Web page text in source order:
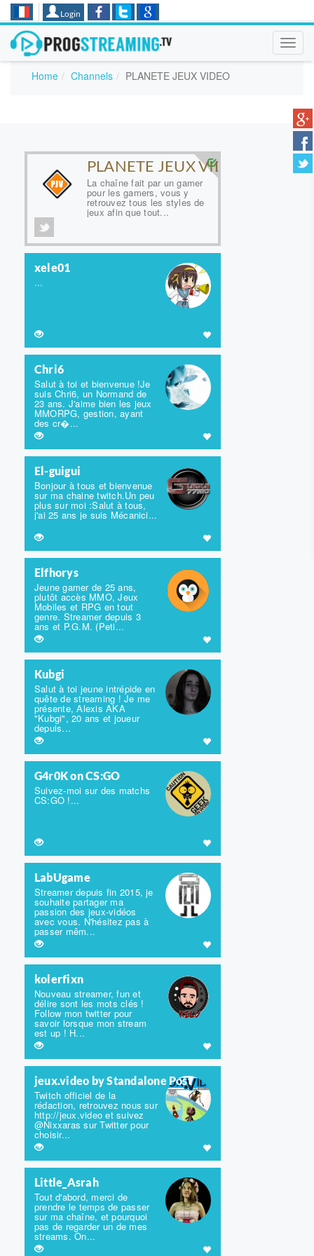
Login
Home Channels PLANETE JEUX VIDEO
PLANETE JEUX VIDEO
La chaîne fait par un gamer
pour les gamers, vous y
retrouvez tous les styles de
jeux afin que tout...
xele01
...
Chri6
Salut à toi et bienvenue !Je
suis Chri6, un Normand de
23 ans. J'aime bien les jeux
MMORPG, gestion, ayant
des cr�...
El-guigui
Bonjour à tous et bienvenue
sur ma chaine twitch.Un peu
plus sur moi :Salut à tous,
j'ai 25 ans je suis Mécanici...
Elfhorys
Jeune gamer de 25 ans,
plutôt accès MMO, Jeux
Mobiles et RPG en tout
genre. Streamer depuis 3
ans et P.G.M. (Peti...
Kubgi
Salut à toi jeune intrépide en
quête de streaming ! Je me
présente, Alexis AKA
"Kubgi", 20 ans et joueur
depuis...
G4r0K on CS:GO
Suivez-moi sur des matchs
CS:GO !...
LabUgame
Streamer depuis fin 2015, je
souhaite partager ma
passion des jeux-vidéos
avec vous. N'hésitez pas à
passer mêm...
kolerfixn
Nouveau streamer, fun et
délire sont les mots clés !
Follow mon twitter pour
savoir lorsque mon stream
est up ! H...
jeux.video by Standalone Post
Twitch officiel de la
rédaction, retrouvez nous sur
http://jeux.video et suivez
@Nixxaras sur Twitter pour
choisir...
Little_Asrah
Tout d'abord, merci de
prendre le temps de passer
sur ma chaîne, et pourquoi
pas de regarder un de mes
streams. On...